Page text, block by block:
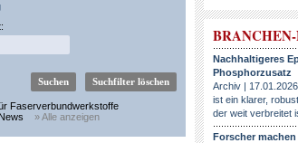
Faserverbundwerkstoffe
» Alle anzeigen
Nachhaltigeres
Phosphorzusatz
Archiv |
ist ein klarer,
der weit verbreitet
Forscher